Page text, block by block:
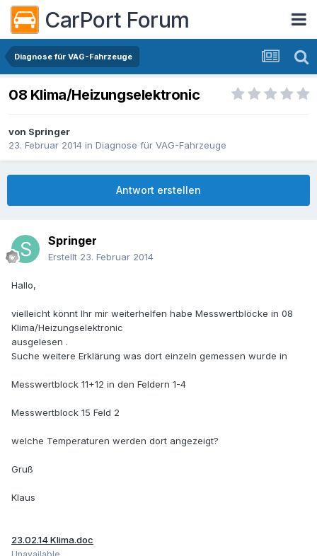
CarPort Forum
Diagnose für VAG-Fahrzeuge
08 Klima/Heizungselektronic
von Springer
23. Februar 2014 in Diagnose für VAG-Fahrzeuge
Antwort erstellen
Springer
Erstellt 23. Februar 2014
Hallo,
vielleicht könnt Ihr mir weiterhelfen habe Messwertblöcke in 08
Klima/Heizungselektronic
ausgelesen .
Suche weitere Erklärung was dort einzeln gemessen wurde in
Messwertblock 11+12 in den Feldern 1-4
Messwertblock 15 Feld 2
welche Temperaturen werden dort angezeigt?
Gruß
Klaus
23.02.14 Klima.doc